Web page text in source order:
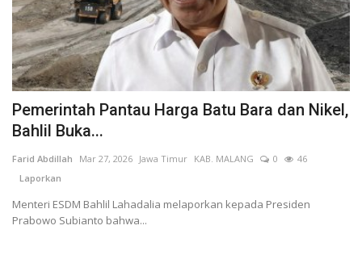
Pemerintah Pantau Harga Batu Bara dan Nikel,
Bahlil Buka...
Farid Abdillah Mar 27, 2026 Jawa Timur KAB. MALANG 0
46
Laporkan
Menteri ESDM Bahlil Lahadalia melaporkan kepada Presiden
Prabowo Subianto bahwa...